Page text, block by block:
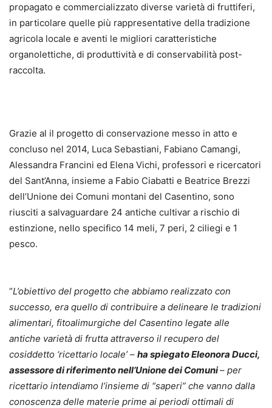
propagato e commercializzato diverse varietà di fruttiferi,
in particolare quelle più rappresentative della tradizione
agricola locale e aventi le migliori caratteristiche
organolettiche, di produttività e di conservabilità post-
raccolta.
Grazie al il progetto di conservazione messo in atto e
concluso nel 2014, Luca Sebastiani, Fabiano Camangi,
Alessandra Francini ed Elena Vichi, professori e ricercatori
del Sant’Anna, insieme a Fabio Ciabatti e Beatrice Brezzi
dell’Unione dei Comuni montani del Casentino, sono
riusciti a salvaguardare 24 antiche cultivar a rischio di
estinzione, nello specifico 14 meli, 7 peri, 2 ciliegi e 1
pesco.
“L’obiettivo del progetto che abbiamo realizzato con
successo, era quello di contribuire a delineare le tradizioni
alimentari, fitoalimurgiche del Casentino legate alle
antiche varietà di frutta attraverso il recupero del
cosiddetto ‘ricettario locale’ – ha spiegato Eleonora Ducci,
assessore di riferimento nell’Unione dei Comuni– per
ricettario intendiamo l’insieme di “saperi” che vanno dalla
conoscenza delle materie prime ai periodi ottimali di